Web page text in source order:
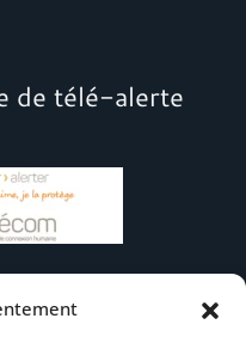
de télé-alerte